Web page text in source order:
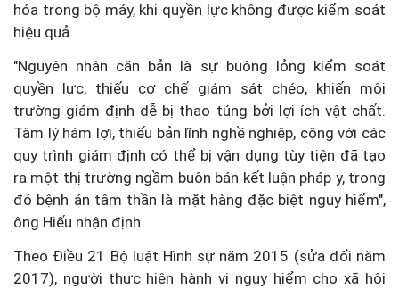
hóa trong bộ máy, khi quyền lực không được kiểm soát
hiệu quả.
"Nguyên nhân căn bản là sự buông lỏng kiểm soát
quyền lực, thiếu cơ chế giám sát chéo, khiến môi
trường giám định dễ bị thao túng bởi lợi ích vật chất.
Tâm lý hám lợi, thiếu bản lĩnh nghề nghiệp, cộng với các
quy trình giám định có thể bị vận dụng tùy tiện đã tạo
ra một thị trường ngầm buôn bán kết luận pháp y, trong
đó bệnh án tâm thần là mặt hàng đặc biệt nguy hiểm",
ông Hiếu nhận định.
Theo Điều 21 Bộ luật Hình sự năm 2015 (sửa đổi năm
2017), người thực hiện hành vi nguy hiểm cho xã hội